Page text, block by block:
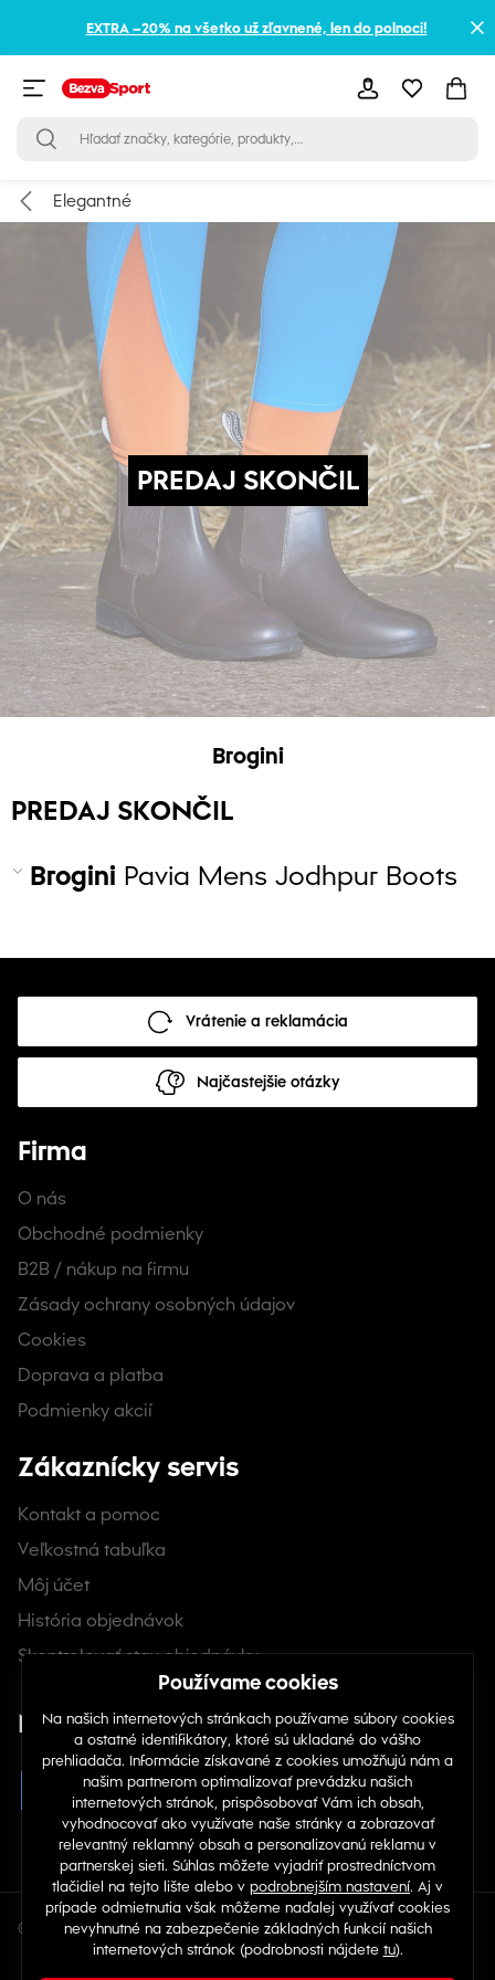
EXTRA –20% na všetko už zľavnené, len do polnoci!
Elegantné
PREDAJ SKONČIL
Brogini
PREDAJ SKONČIL
Brogini Pavia Mens Jodhpur Boots
Vrátenie a reklamácia
Najčastejšie otázky
Firma
O nás
Obchodné podmienky
B2B / nákup na firmu
Zásady ochrany osobných údajov
Cookies
Doprava a platba
Podmienky akcií
Zákaznícky servis
Kontakt a pomoc
Veľkostná tabuľka
Môj účet
História objednávok
Skontrolovať stav objednávky
Nájdete nás na sociálnych sieťach
© Copyright 2026 TOP 1 IT Solutions, s.r.o.